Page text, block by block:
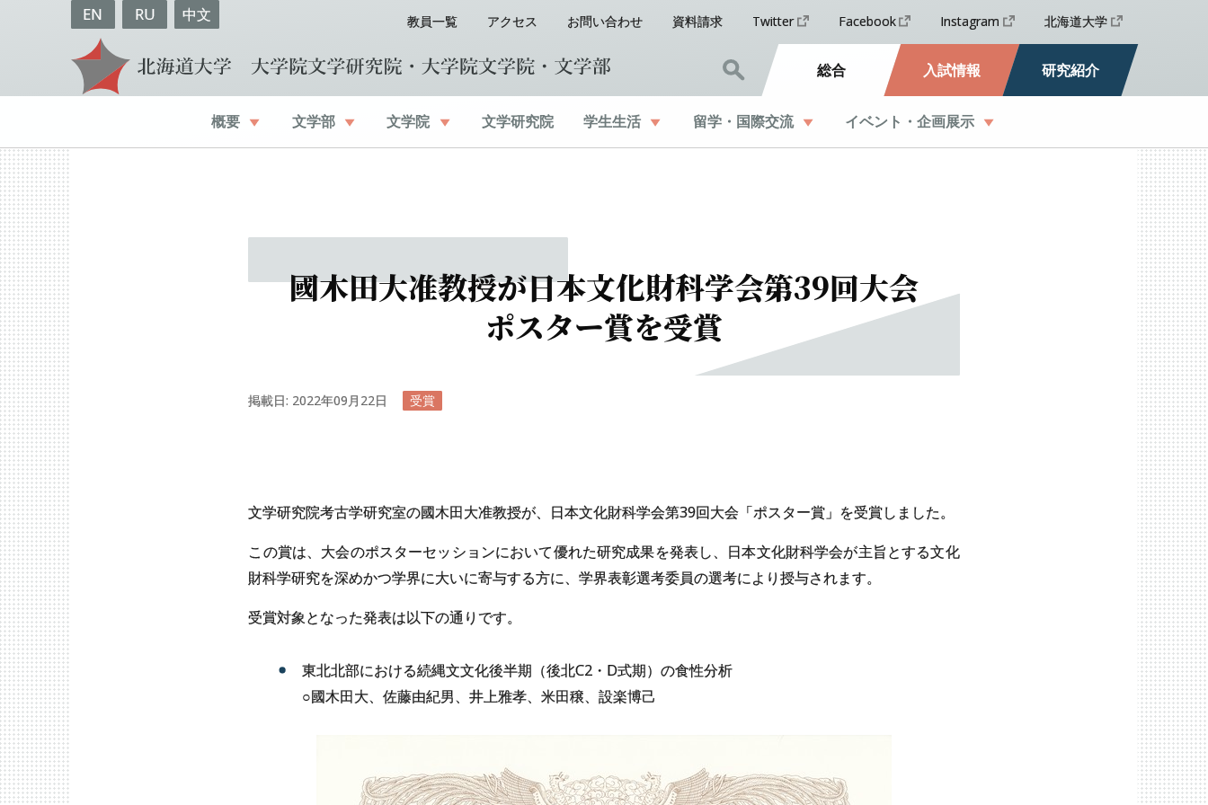
EN RU 中文 教員一覧 アクセス お問い合わせ 資料請求 Twitter Facebook Instagram 北海道大学
総合 入試情報 研究紹介
概要 文学部 文学院 文学研究院 学生生活 留学・ 国際交流 イベント ・企画展示
國木田大准教授が日本文化財科学会第39回大会
ポスター賞を受賞
掲載日: 2022年09月22日 受賞
文学研究院考古学研究室の國木田大准教授が、日本文化財科学会第39回大会「ポスター賞」を受賞しました。
この賞は、大会のポスターセッションにおいて優れた研究成果を発表し、日本文化財科学会が主旨とする文化
財科学研究を深めかつ学界に大いに寄与する方に、学界表彰選考委員の選考により授与されます。
受賞対象となった発表は以下の通りです。
東北北部における続縄文文化後半期（後北C2・D式期）の食性分析
○國木田大、佐藤由紀男、井上雅孝、米田穣、設楽博己